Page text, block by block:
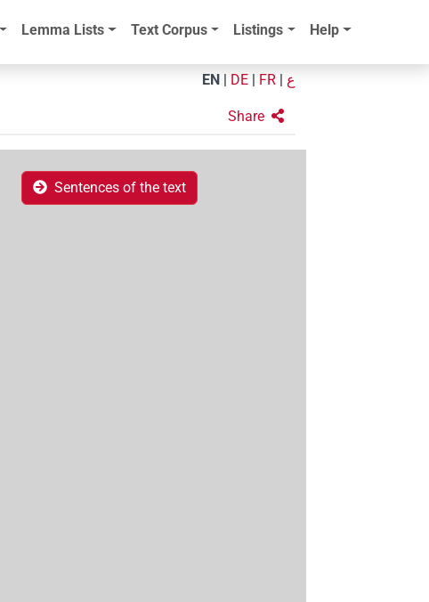
Lemma Lists Text Corpus Listings Help
EN DE FR ع
Share
Sentences of the text